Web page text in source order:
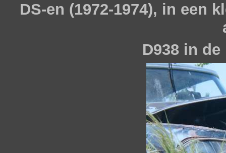
DS-en (1972-1974), in een
D938 in